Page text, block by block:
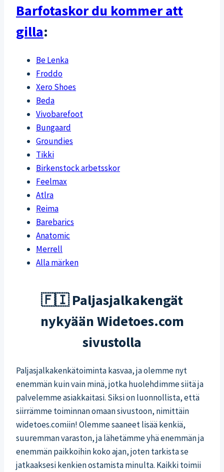
Barfotaskor du kommer att
gilla:
Be Lenka
Froddo
Xero Shoes
Beda
Vivobarefoot
Bungaard
Groundies
Tikki
Birkenstock arbetsskor
Feelmax
Atlra
Reima
Barebarics
Anatomic
Merrell
Alla märken
🇫🇮 Paljasjalkakengät
nykyään Widetoes.com
sivustolla
Paljasjalkakenkätoiminta kasvaa, ja olemme nyt
enemmän kuin vain minä, jotka huolehdimme siitä ja
palvelemme asiakkaitasi. Siksi on luonnollista, että
siirrämme toiminnan omaan sivustoon, nimittäin
widetoes.comiin! Olemme saaneet lisää kenkiä,
suuremman varaston, ja lähetämme yhä enemmän ja
enemmän paikkoihin koko ajan, joten tarkista se
jatkaaksesi kenkien ostamista minulta. Kaikki toimii